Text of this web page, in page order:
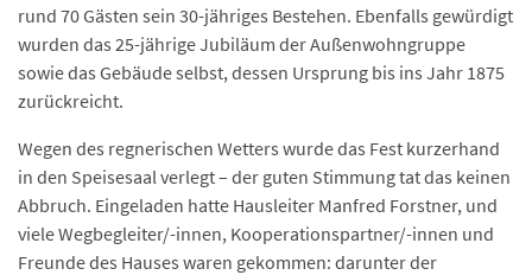
rund 70 Gästen sein 30-jähriges Bestehen. Ebenfalls gewürdigt
wurden das 25-jährige Jubiläum der Außenwohngruppe
sowie das Gebäude selbst, dessen Ursprung bis ins Jahr 1875
zurückreicht.
Wegen des regnerischen Wetters wurde das Fest kurzerhand
in den Speisesaal verlegt – der guten Stimmung tat das keinen
Abbruch. Eingeladen hatte Hausleiter Manfred Forstner, und
viele Wegbegleiter/-innen, Kooperationspartner/-innen und
Freunde des Hauses waren gekommen: darunter der